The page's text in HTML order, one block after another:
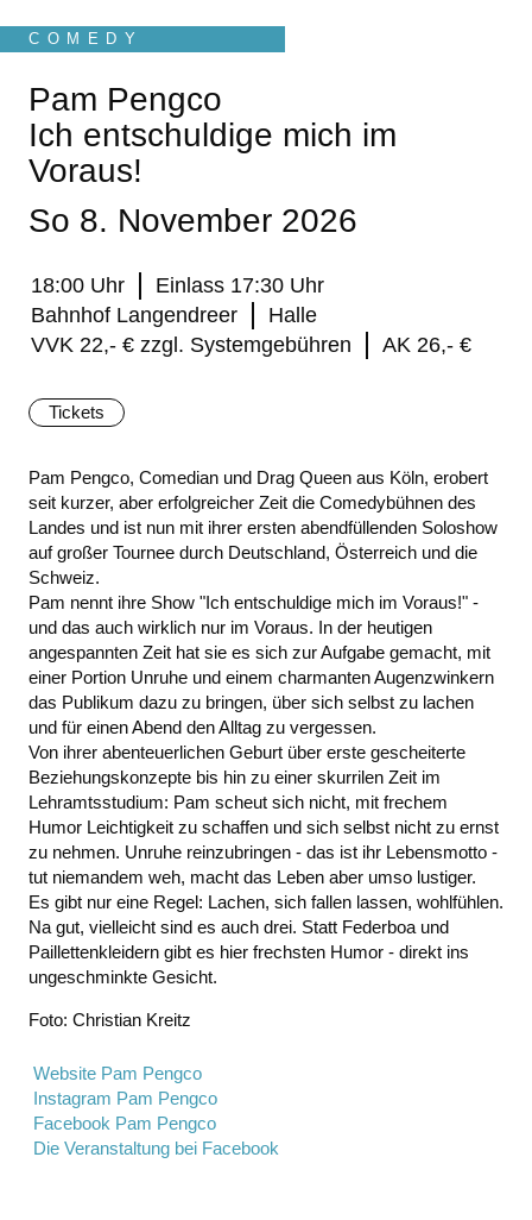
COMEDY
Pam Pengco
Ich entschuldige mich im
Voraus!
So 8. November 2026
18:00 Uhr
Einlass 17:30 Uhr
Bahnhof Langendreer
Halle
VVK 22,- € zzgl. Systemgebühren
AK 26,- €
Tickets
Pam Pengco, Comedian und Drag Queen aus Köln, erobert
seit kurzer, aber erfolgreicher Zeit die Comedybühnen des
Landes und ist nun mit ihrer ersten abendfüllenden Soloshow
auf großer Tournee durch Deutschland, Österreich und die
Schweiz.
Pam nennt ihre Show "Ich entschuldige mich im Voraus!" -
und das auch wirklich nur im Voraus. In der heutigen
angespannten Zeit hat sie es sich zur Aufgabe gemacht, mit
einer Portion Unruhe und einem charmanten Augenzwinkern
das Publikum dazu zu bringen, über sich selbst zu lachen
und für einen Abend den Alltag zu vergessen.
Von ihrer abenteuerlichen Geburt über erste gescheiterte
Beziehungskonzepte bis hin zu einer skurrilen Zeit im
Lehramtsstudium: Pam scheut sich nicht, mit frechem
Humor Leichtigkeit zu schaffen und sich selbst nicht zu ernst
zu nehmen. Unruhe reinzubringen - das ist ihr Lebensmotto -
tut niemandem weh, macht das Leben aber umso lustiger.
Es gibt nur eine Regel: Lachen, sich fallen lassen, wohlfühlen.
Na gut, vielleicht sind es auch drei. Statt Federboa und
Paillettenkleidern gibt es hier frechsten Humor - direkt ins
ungeschminkte Gesicht.
Foto: Christian Kreitz
Website Pam Pengco
Instagram Pam Pengco
Facebook Pam Pengco
Die Veranstaltung bei Facebook